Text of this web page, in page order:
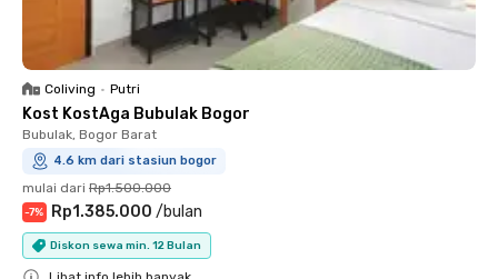
Coliving • Putri
Kost KostAga Bubulak Bogor
Bubulak, Bogor Barat
4.6 km dari stasiun bogor
mulai dari Rp1.500.000
-7% Rp1.385.000 /bulan
Diskon sewa min. 12 Bulan